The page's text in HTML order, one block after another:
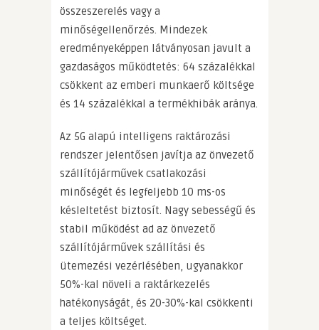
összeszerelés vagy a
minőségellenőrzés. Mindezek
eredményeképpen látványosan javult a
gazdaságos működtetés: 64 százalékkal
csökkent az emberi munkaerő költsége
és 14 százalékkal a termékhibák aránya.
Az 5G alapú intelligens raktározási
rendszer jelentősen javítja az önvezető
szállítójárművek csatlakozási
minőségét és legfeljebb 10 ms-os
késleltetést biztosít. Nagy sebességű és
stabil működést ad az önvezető
szállítójárművek szállítási és
ütemezési vezérlésében, ugyanakkor
50%-kal növeli a raktárkezelés
hatékonyságát, és 20-30%-kal csökkenti
a teljes költséget.